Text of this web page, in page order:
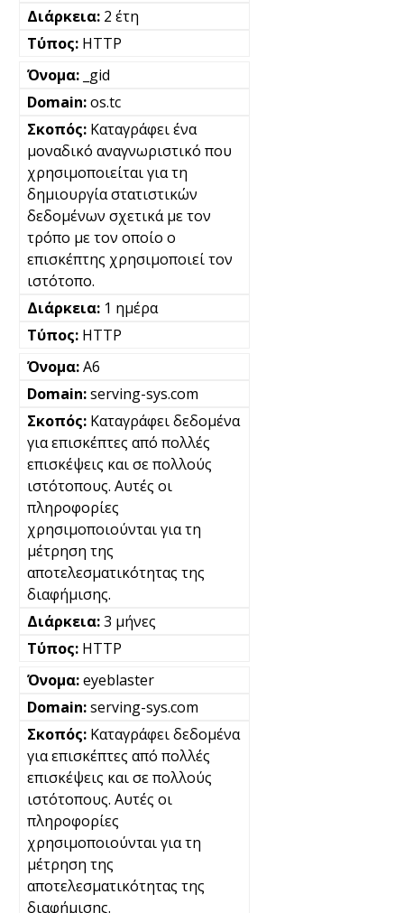
2 έτη
HTTP
_gid
os.tc
Καταγράφει ένα
μοναδικό αναγνωριστικό που
χρησιμοποιείται για τη
δημιουργία στατιστικών
δεδομένων σχετικά με τον
τρόπο με τον οποίο ο
επισκέπτης χρησιμοποιεί τον
ιστότοπο.
1 ημέρα
HTTP
A6
serving-sys.com
Καταγράφει δεδομένα
για επισκέπτες από πολλές
επισκέψεις και σε πολλούς
ιστότοπους. Αυτές οι
πληροφορίες
χρησιμοποιούνται για τη
μέτρηση της
αποτελεσματικότητας της
διαφήμισης.
3 μήνες
HTTP
eyeblaster
serving-sys.com
Καταγράφει δεδομένα
για επισκέπτες από πολλές
επισκέψεις και σε πολλούς
ιστότοπους. Αυτές οι
πληροφορίες
χρησιμοποιούνται για τη
μέτρηση της
αποτελεσματικότητας της
διαφήμισης.